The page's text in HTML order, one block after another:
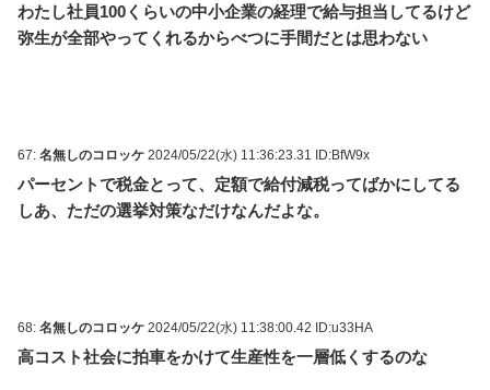
わたし社員100くらいの中小企業の経理で給与担当してるけど
弥生が全部やってくれるからべつに手間だとは思わない
67: 名無しのコロッケ 2024/05/22(水) 11:36:23.31 ID:BfW9x
パーセントで税金とって、定額で給付減税ってばかにしてる
しあ、ただの選挙対策なだけなんだよな。
68: 名無しのコロッケ 2024/05/22(水) 11:38:00.42 ID:u33HA
高コスト社会に拍車をかけて生産性を一層低くするのな